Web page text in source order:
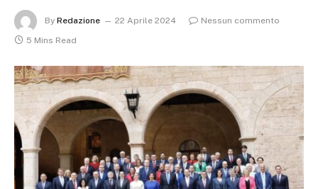
By Redazione 22 Aprile 2024
Nessun commento
5 Mins Read